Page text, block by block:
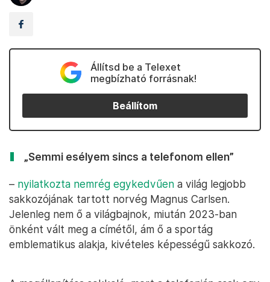
Állítsd be a Telexet
megbízható forrásnak!
Beállítom
„Semmi esélyem sincs a telefonom ellen”
– nyilatkozta nemrég egykedvűen a világ legjobb
sakkozójának tartott norvég Magnus Carlsen.
Jelenleg nem ő a világbajnok, miután 2023-ban
önként vált meg a címétől, ám ő a sportág
emblematikus alakja, kivételes képességű sakkozó.